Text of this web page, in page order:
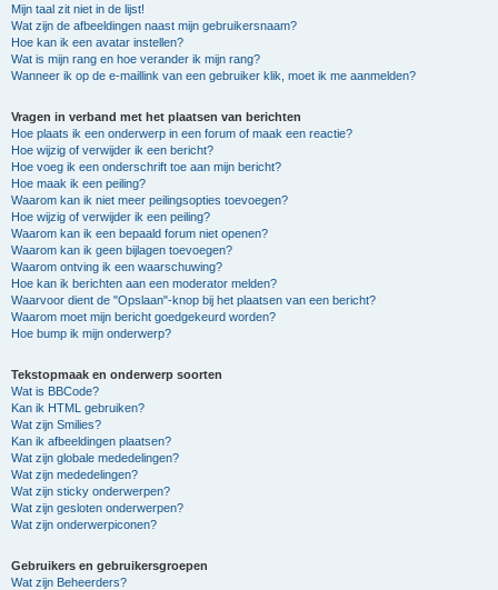
Mijn taal zit niet in de lijst!
Wat zijn de afbeeldingen naast mijn gebruikersnaam?
Hoe kan ik een avatar instellen?
Wat is mijn rang en hoe verander ik mijn rang?
Wanneer ik op de e-maillink van een gebruiker klik, moet ik me aanmelden?
Vragen in verband met het plaatsen van berichten
Hoe plaats ik een onderwerp in een forum of maak een reactie?
Hoe wijzig of verwijder ik een bericht?
Hoe voeg ik een onderschrift toe aan mijn bericht?
Hoe maak ik een peiling?
Waarom kan ik niet meer peilingsopties toevoegen?
Hoe wijzig of verwijder ik een peiling?
Waarom kan ik een bepaald forum niet openen?
Waarom kan ik geen bijlagen toevoegen?
Waarom ontving ik een waarschuwing?
Hoe kan ik berichten aan een moderator melden?
Waarvoor dient de "Opslaan"-knop bij het plaatsen van een bericht?
Waarom moet mijn bericht goedgekeurd worden?
Hoe bump ik mijn onderwerp?
Tekstopmaak en onderwerp soorten
Wat is BBCode?
Kan ik HTML gebruiken?
Wat zijn Smilies?
Kan ik afbeeldingen plaatsen?
Wat zijn globale mededelingen?
Wat zijn mededelingen?
Wat zijn sticky onderwerpen?
Wat zijn gesloten onderwerpen?
Wat zijn onderwerpiconen?
Gebruikers en gebruikersgroepen
Wat zijn Beheerders?